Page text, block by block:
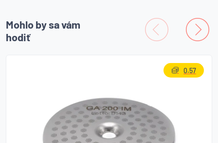
Mohlo by sa vám
hodiť
0.57